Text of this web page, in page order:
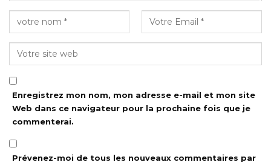
Enregistrez mon nom, mon adresse e-mail et mon site
Web dans ce navigateur pour la prochaine fois que je
commenterai.
Prévenez-moi de tous les nouveaux commentaires par